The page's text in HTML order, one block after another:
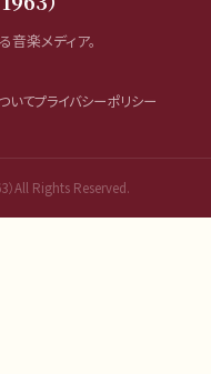
楽メディア。
いてプライバシーポリシー
）All Rights Reserved.